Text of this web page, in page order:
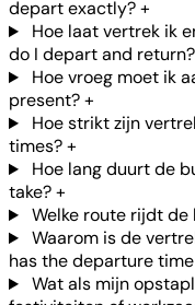
depart exactly?+
Hoe laat vertrek ik
do I depart and return?
Hoe vroeg moet ik
present?+
Hoe strikt zijn
times?+
Hoe lang duurt de
take?+
Welke route rijdt
Waarom is de
has the departure
Wat als mijn